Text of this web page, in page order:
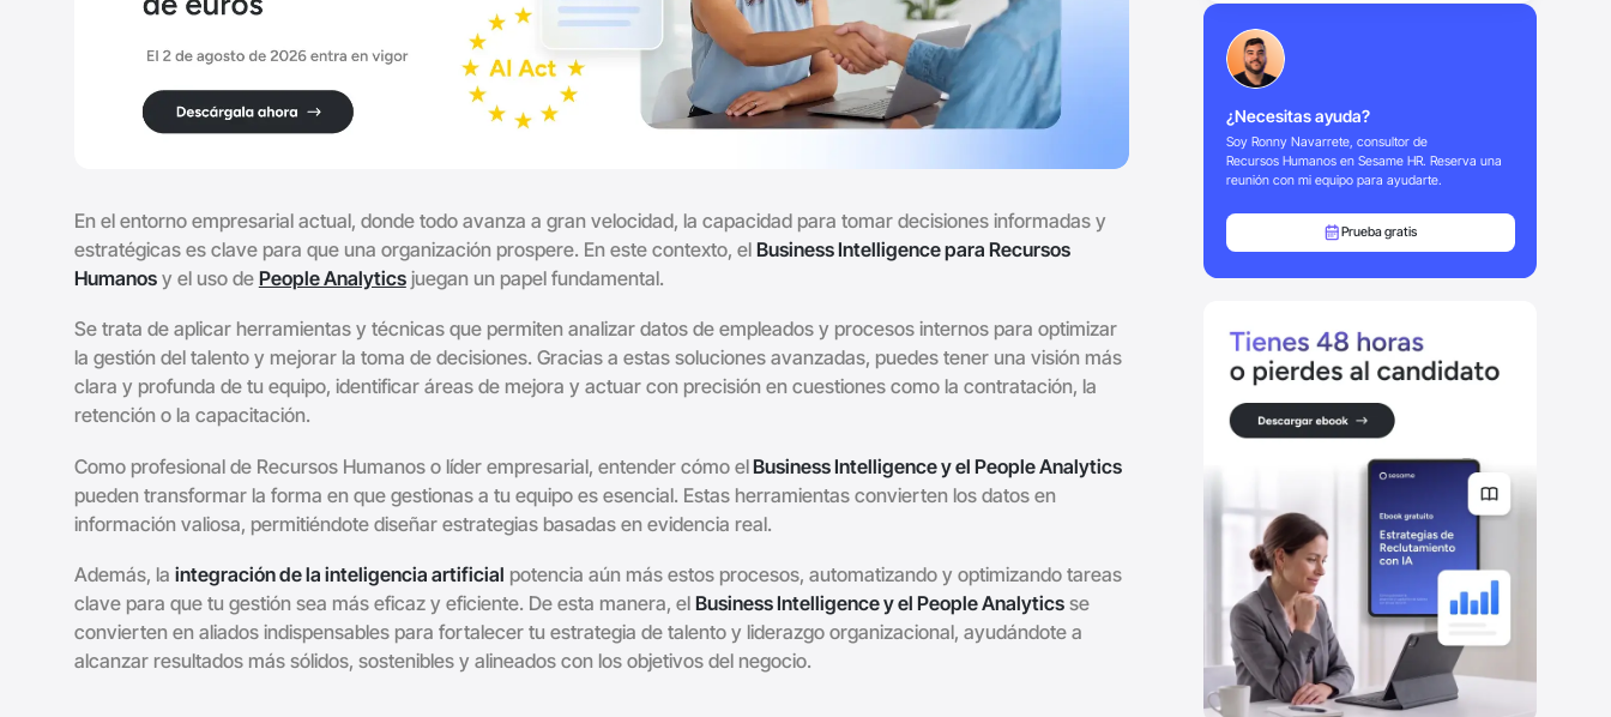
En el entorno empresarial actual, donde todo avanza a gran velocidad, la capacidad para tomar decisiones informadas y
estratégicas es clave para que una organización prospere. En este contexto, el Business Intelligence para Recursos
Humanosy el uso de People Analyticsjuegan un papel fundamental.
Se trata de aplicar herramientas y técnicas que permiten analizar datos de empleados y procesos internos para optimizar
la gestión del talento y mejorar la toma de decisiones. Gracias a estas soluciones avanzadas, puedes tener una visión más
clara y profunda de tu equipo, identificar áreas de mejora y actuar con precisión en cuestiones como la contratación, la
retención o la capacitación.
Como profesional de Recursos Humanos o líder empresarial, entender cómo elBusiness Intelligence y el People Analytics
pueden transformar la forma en que gestionas a tu equipo es esencial. Estas herramientas convierten los datos en
información valiosa, permitiéndote diseñar estrategias basadas en evidencia real.
Además, la integración de la inteligencia artificial potencia aún más estos procesos, automatizando y optimizando tareas
clave para que tu gestión sea más eficaz y eficiente. De esta manera, el Business Intelligence y el People Analyticsse
convierten en aliados indispensables para fortalecer tu estrategia de talento y liderazgo organizacional, ayudándote a
alcanzar resultados más sólidos, sostenibles y alineados con los objetivos del negocio.
¿Necesitas ayuda?
Soy Ronny Navarrete, consultor de
Recursos Humanos en Sesame HR. Reserva una
reunión con mi equipo para ayudarte.
Prueba gratis